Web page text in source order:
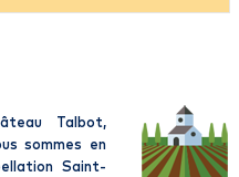
Talbot,
sommes en
Saint-